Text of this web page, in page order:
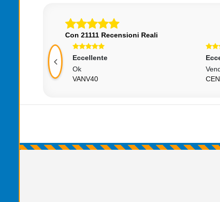
Con 21111 Recensioni Reali
Eccellente
Ok
VANV40